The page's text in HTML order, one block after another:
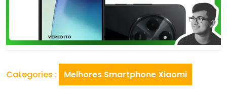
Categories : Melhores Smartphone Xiaomi